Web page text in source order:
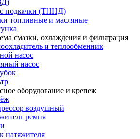
подкачки (ТННД)
топливные и масляные
смазки, охлаждения и фильтрация
и теплообменник
насос
насос
оборудование и крепеж
воздушный
ремня
натяжителя